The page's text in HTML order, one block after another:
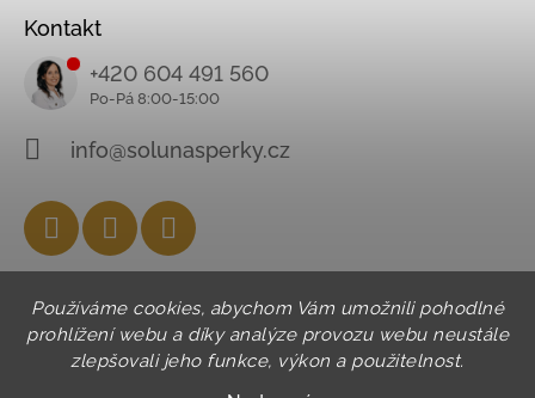
Používáme cookies, abychom Vám umožnili pohodlné
prohlížení webu a díky analýze provozu webu neustále
zlepšovali jeho funkce, výkon a použitelnost.
Kontakt
+420 604 491 560
info@solunasperky.cz